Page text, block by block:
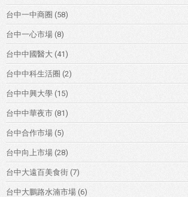
台中一中商圈 (58)
台中一心市場 (8)
台中中國醫大 (41)
台中中科生活圈 (2)
台中中興大學 (15)
台中中華夜市 (81)
台中合作市場 (5)
台中向上市場 (28)
台中大遠百美食街 (7)
台中大鵬路水湳市場 (6)